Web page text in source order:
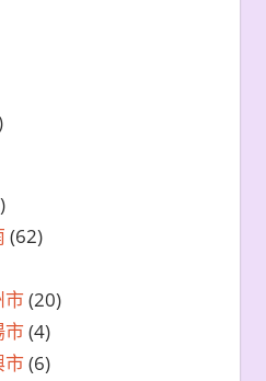
(62)
市(20)
市(4)
市(6)